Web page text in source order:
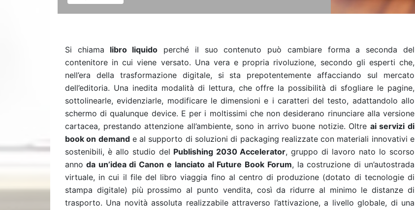
Si chiama libro liquido perché il suo contenuto può cambiare forma a seconda del
contenitore in cui viene versato. Una vera e propria rivoluzione, secondo gli esperti che,
nell’era della trasformazione digitale, si sta prepotentemente affacciando sul mercato
dell’editoria. Una inedita modalità di lettura, che offre la possibilità di sfogliare le pagine,
sottolinearle, evidenziarle, modificare le dimensioni e i caratteri del testo, adattandolo allo
schermo di qualunque device. E per i moltissimi che non desiderano rinunciare alla versione
cartacea, prestando attenzione all’ambiente, sono in arrivo buone notizie. Oltre ai servizi di
book on demande al supporto di soluzioni di packaging realizzate con materiali innovativi e
sostenibili, è allo studio del Publishing 2030 Accelerator, gruppo di lavoro nato lo scorso
anno da un’idea di Canon e lanciato al Future Book Forum, la costruzione di un’autostrada
virtuale, in cui il file del libro viaggia fino al centro di produzione (dotato di tecnologie di
stampa digitale) più prossimo al punto vendita, così da ridurre al minimo le distanze di
trasporto. Una novità assoluta realizzabile attraverso l’attivazione, a livello globale, di una